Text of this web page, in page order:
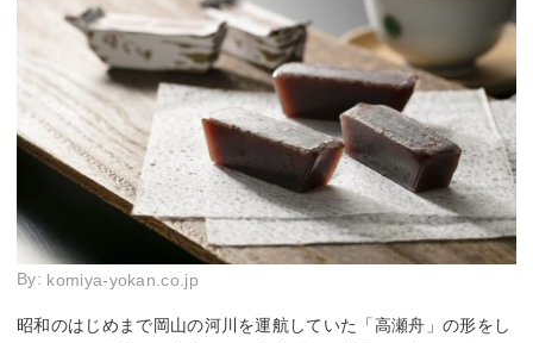
By: komiya-yokan.co.jp
昭和のはじめまで岡山の河川を運航していた「高瀬舟」の形をし